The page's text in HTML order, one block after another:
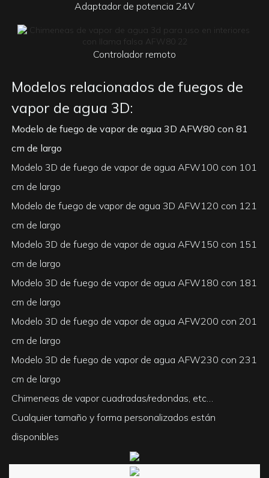
Adaptador de potencia 24V
Controlador remoto
Modelos relacionados de fuegos de
vapor de agua 3D:
Modelo de fuego de vapor de agua 3D AFW80 con 81
cm de largo
Modelo 3D de fuego de vapor de agua AFW100 con 101
cm de largo
Modelo de fuego de vapor de agua 3D AFW120 con 121
cm de largo
Modelo 3D de fuego de vapor de agua AFW150 con 151
cm de largo
Modelo 3D de fuego de vapor de agua AFW180 con 181
cm de largo
Modelo 3D de fuego de vapor de agua AFW200 con 201
cm de largo
Modelo 3D de fuego de vapor de agua AFW230 con 231
cm de largo
Chimeneas de vapor cuadradas/redondas, etc…
Cualquier tamaño y forma personalizados están
disponibles